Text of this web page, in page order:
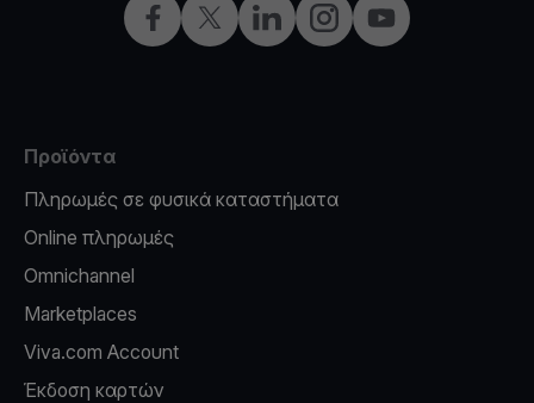
Facebook
X LinkedInInstagramYouTube
Προϊόντα
Πληρωμές σε φυσικά καταστήματα
Online πληρωμές
Omnichannel
Marketplaces
Viva.com Account
Έκδοση καρτών